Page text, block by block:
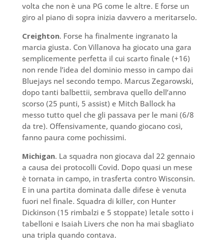
volta che non è una PG come le altre. E forse un
giro al piano di sopra inizia davvero a meritarselo.
Creighton. Forse ha finalmente ingranato la
marcia giusta. Con Villanova ha giocato una gara
semplicemente perfetta il cui scarto finale (+16)
non rende l’idea del dominio messo in campo dai
Bluejays nel secondo tempo. Marcus Zegarowski,
dopo tanti balbettii, sembrava quello dell’anno
scorso (25 punti, 5 assist) e Mitch Ballock ha
messo tutto quel che gli passava per le mani (6/8
da tre). Offensivamente, quando giocano così,
fanno paura come pochissimi.
Michigan. La squadra non giocava dal 22 gennaio
a causa dei protocolli Covid. Dopo quasi un mese
è tornata in campo, in trasferta contro Wisconsin.
E in una partita dominata dalle difese è venuta
fuori nel finale. Squadra di killer, con Hunter
Dickinson (15 rimbalzi e 5 stoppate) letale sotto i
tabelloni e Isaiah Livers che non ha mai sbagliato
una tripla quando contava.